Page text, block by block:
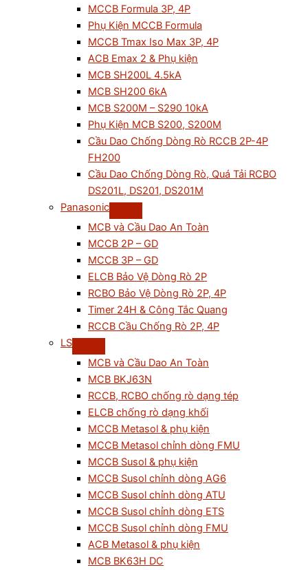
MCCB Formula 3P, 4P
Phụ Kiện MCCB Formula
MCCB Tmax Iso Max 3P, 4P
ACB Emax 2 & Phụ kiện
MCB SH200L 4.5kA
MCB SH200 6kA
MCB S200M – S290 10kA
Phụ Kiện MCB S200, S200M
Cầu Dao Chống Dòng Rò RCCB 2P-4P
FH200
Cầu Dao Chống Dòng Rò, Quá Tải RCBO
DS201L, DS201, DS201M
Panasonic
MCB và Cầu Dao An Toàn
MCCB 2P – GD
MCCB 3P – GD
ELCB Bảo Vệ Dòng Rò 2P
RCBO Bảo Vệ Dòng Rò 2P, 4P
Timer 24H & Công Tắc Quang
RCCB Cầu Chống Rò 2P, 4P
LS
MCB và Cầu Dao An Toàn
MCB BKJ63N
RCCB, RCBO chống rò dạng tép
ELCB chống rò dạng khối
MCCB Metasol & phụ kiện
MCCB Metasol chỉnh dòng FMU
MCCB Susol & phụ kiện
MCCB Susol chỉnh dòng AG6
MCCB Susol chỉnh dòng ATU
MCCB Susol chỉnh dòng ETS
MCCB Susol chỉnh dòng FMU
ACB Metasol & phụ kiện
MCB BK63H DC